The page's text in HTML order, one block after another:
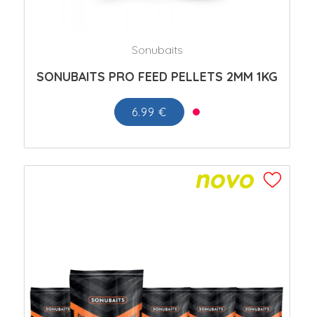
Sonubaits
SONUBAITS PRO FEED PELLETS 2MM 1KG
6.99 €